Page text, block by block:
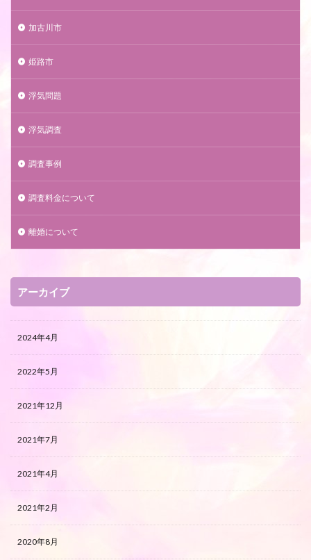
加古川市
姫路市
浮気問題
浮気調査
調査事例
調査料金について
離婚について
アーカイブ
2024年4月
2022年5月
2021年12月
2021年7月
2021年4月
2021年2月
2020年8月